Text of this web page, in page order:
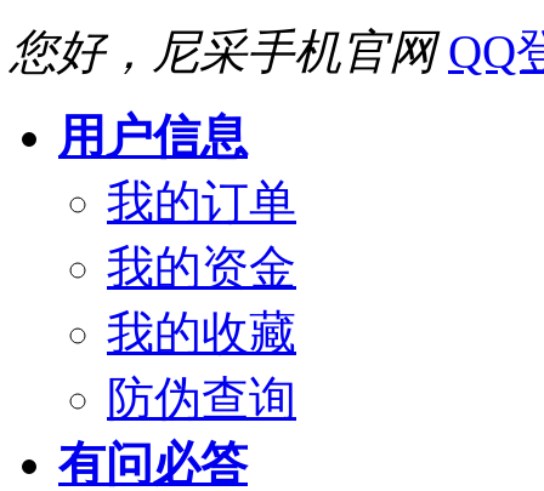
您好，尼采手机官网 QQ
用户信息
我的订单
我的资金
我的收藏
防伪查询
有问必答